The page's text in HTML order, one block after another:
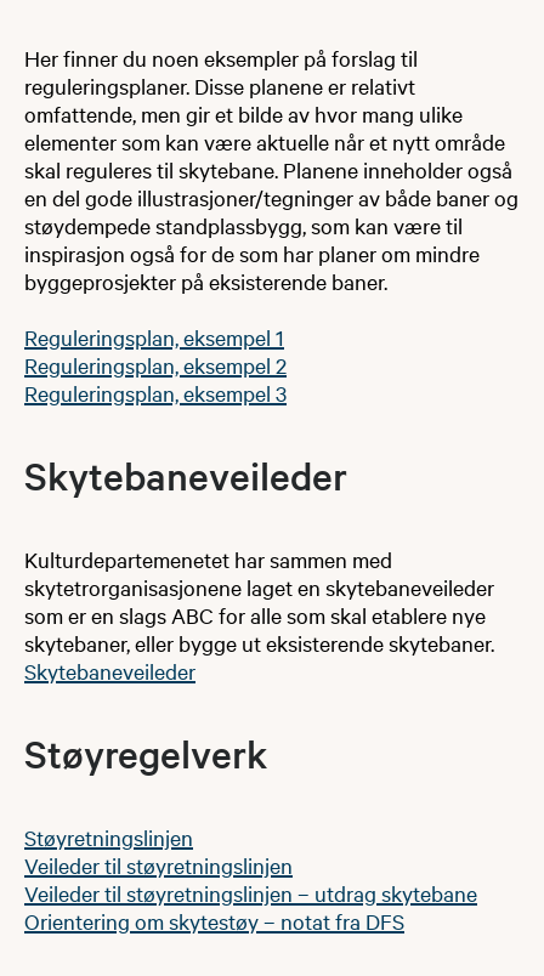
Her finner du noen eksempler på forslag til
reguleringsplaner. Disse planene er relativt
omfattende, men gir et bilde av hvor mang ulike
elementer som kan være aktuelle når et nytt område
skal reguleres til skytebane. Planene inneholder også
en del gode illustrasjoner/tegninger av både baner og
støydempede standplassbygg, som kan være til
inspirasjon også for de som har planer om mindre
byggeprosjekter på eksisterende baner.
Reguleringsplan, eksempel 1
Reguleringsplan, eksempel 2
Reguleringsplan, eksempel 3
Skytebaneveileder ​
​Kulturdepartemenetet har sammen med
skytetrorganisasjonene laget en skytebaneveileder
som er en slags ABC for alle som skal etablere nye
skytebaner, eller bygge ut eksisterende skytebaner.​
Skytebaneveileder​
Støyreg​elverk​​
Støyretningslinjen
Veileder til støyretningslinjen
Veileder til støyretningslinjen – utdrag skytebane
Orientering om skytestøy – notat fra DFS